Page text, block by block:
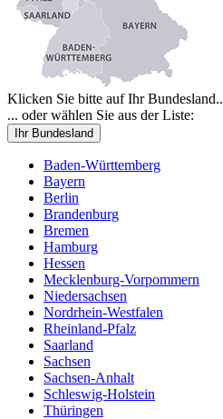
Klicken Sie bitte auf Ihr
... oder wählen Sie aus der Liste:
Ihr Bundesland
Baden-Württemberg
Bayern
Berlin
Brandenburg
Bremen
Hamburg
Hessen
Mecklenburg-Vorpommern
Niedersachsen
Nordrhein-Westfalen
Rheinland-Pfalz
Saarland
Sachsen
Sachsen-Anhalt
Schleswig-Holstein
Thüringen